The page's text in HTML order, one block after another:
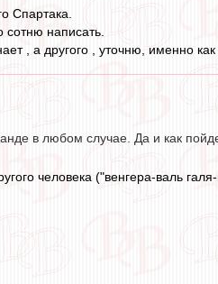
Спартака.
написать.
, а другого , уточню, именно
в любом случае. Да и как
человека ("венгера-валь